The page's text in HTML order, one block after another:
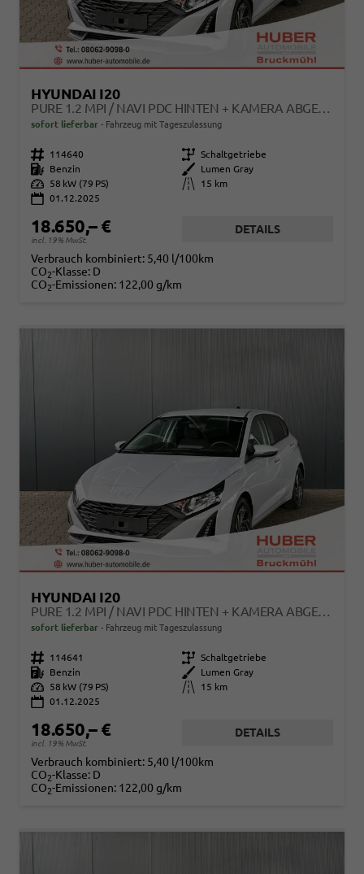
HYUNDAI I20
PURE 1.2 MPI / NAVI PDC HINTEN + KAMERA ABGEDUNKELTE SCHEIBEN TEMPOMAT ALU 16"
sofort lieferbar Fahrzeug mit Tageszulassung
Fahrzeugnr. 114640 Getriebe Schaltgetriebe
Kraftstoff
Benzin Außenfarbe
Lumen Gray
Leistung
58 kW (79 PS) Kilometerstand
15 km
01.12.2025
18.650,– €
incl. 19% MwSt.
DETAILS
Verbrauch kombiniert: 5,40 l/100km
CO2-Klasse: D
CO2-Emissionen: 122,00 g/km
HYUNDAI I20
PURE 1.2 MPI / NAVI PDC HINTEN + KAMERA ABGEDUNKELTE SCHEIBEN TEMPOMAT ALU 16"
sofort lieferbar Fahrzeug mit Tageszulassung
Fahrzeugnr. 114641 Getriebe Schaltgetriebe
Kraftstoff
Benzin Außenfarbe
Lumen Gray
Leistung
58 kW (79 PS) Kilometerstand
15 km
01.12.2025
18.650,– €
incl. 19% MwSt.
DETAILS
Verbrauch kombiniert: 5,40 l/100km
CO2-Klasse: D
CO2-Emissionen: 122,00 g/km